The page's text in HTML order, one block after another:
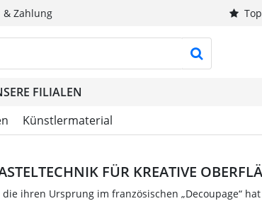
& Zahlung
FILIALEN
Künstlermaterial
FÜR KREATIVE
ihren Ursprung im französischen „Decoupage“